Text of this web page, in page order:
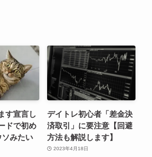
す宣言し
ドで初め
みたい
デイトレ初心者「差金決
済取引」に要注意【回避
方法も解説します】
2023年4月18日